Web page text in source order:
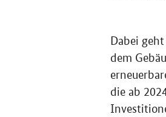
Dabei
dem
die ab